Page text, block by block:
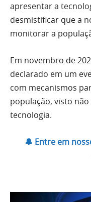
apresentar a
desmistificar que a
monitorar a
Em novembro de
declarado em um
com mecanismos
população, visto
tecnologia.
🔔 Entre em